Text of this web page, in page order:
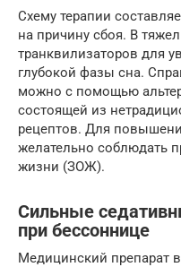
Схему терапии
на причину сбоя. В
транквилизаторов для
глубокой фазы сна.
можно с помощью
состоящей из
рецептов. Для
желательно соблюдать
жизни (ЗОЖ).
Сильные
при бессоннице
Медицинский препарат